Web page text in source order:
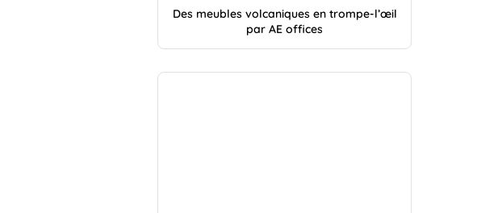
Des meubles volcaniques en trompe-l’œil
par AE offices